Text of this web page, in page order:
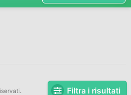
Filtra i risultati